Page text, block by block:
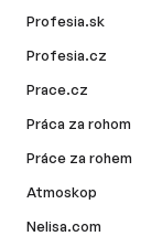
Profesia.sk
Profesia.cz
Prace.cz
Práca za rohom
Práce za rohem
Atmoskop
Nelisa.com